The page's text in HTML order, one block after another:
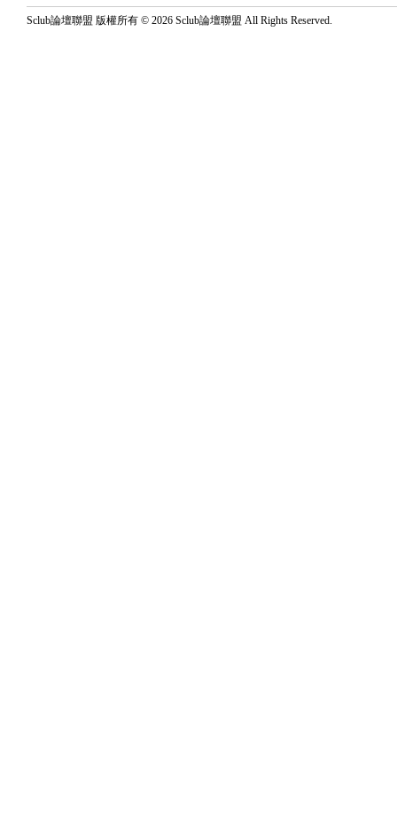
Sclub論壇聯盟 版權所有 © 2026 Sclub論壇聯盟 All Rights Reserved.